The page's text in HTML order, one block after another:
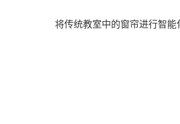
将传统教室中的窗帘进行智能